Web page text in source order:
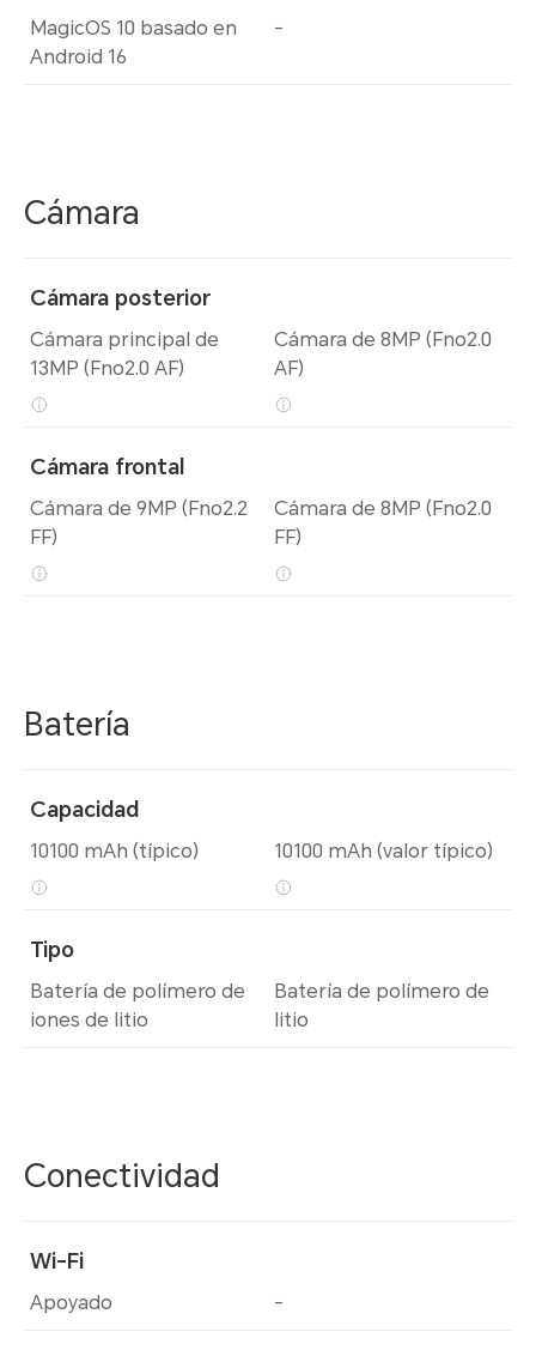
MagicOS 10 basado en
Android 16
-
Cámara
Cámara posterior
Cámara principal de
13MP (Fno2.0 AF)
Cámara frontal
Cámara de 9MP (Fno2.2
FF)
Cámara de 8MP (Fno2.0
AF)
Cámara de 8MP (Fno2.0
FF)
Batería
Capacidad
10100 mAh (típico)
Tipo
Batería de polímero de
iones de litio
10100 mAh (valor típico)
Batería de polímero de
litio
Conectividad
Wi-Fi
Apoyado -